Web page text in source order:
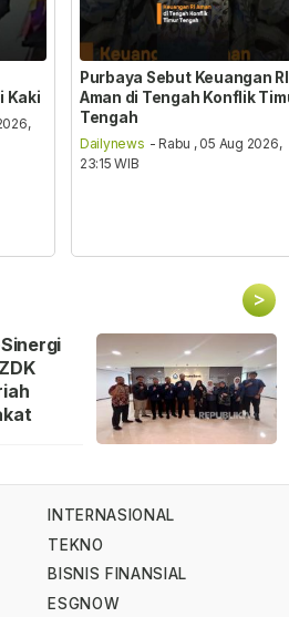
Kaki
Purbaya Sebut Keuangan RI
Aman di Tengah Konflik
Tengah
Dailynews - Rabu , 05 Aug 2026,
23:15 WIB
>
INTERNASIONAL
TEKNO
BISNIS FINANSIAL
ESGNOW